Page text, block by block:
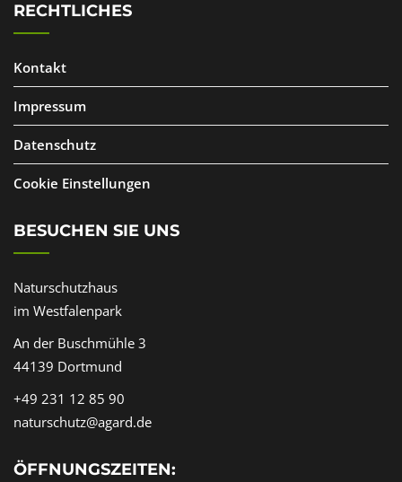
RECHTLICHES
Kontakt
Impressum
Datenschutz
Cookie Einstellungen
BESUCHEN SIE UNS
Naturschutzhaus
im Westfalenpark
An der Buschmühle 3
44139 Dortmund
+49 231 12 85 90
naturschutz@agard.de
ÖFFNUNGSZEITEN: